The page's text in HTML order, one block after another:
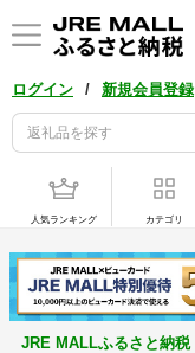
ログイン / 新規会員登録
人気ランキング カテゴリ
JRE MALLふるさと納税